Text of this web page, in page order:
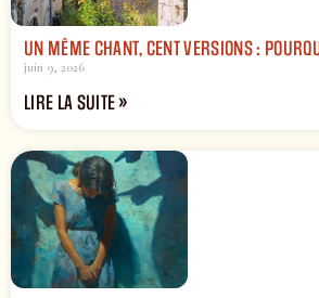
UN MÊME CHANT, CENT VERSIONS :
juin 9, 2026
LIRE LA SUITE »